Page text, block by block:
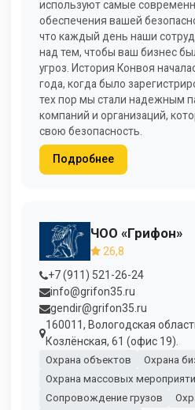
используют самые
обеспечения вашей
что каждый день наши
над тем, чтобы ваш бизнес
угроз. История Конвоя
года, когда было
тех пор мы стали надежным
компаний и организаций,
свою безопасность.
Подробнее
ЧОО «Грифон»
26,8
+7 (911) 521-26-24
info@grifon35.ru
gendir@grifon35.ru
160011, Вологодская
Козлёнская, 61 (офис 19).
Охрана объектов Охрана
Охрана массовых
Сопровождение грузов